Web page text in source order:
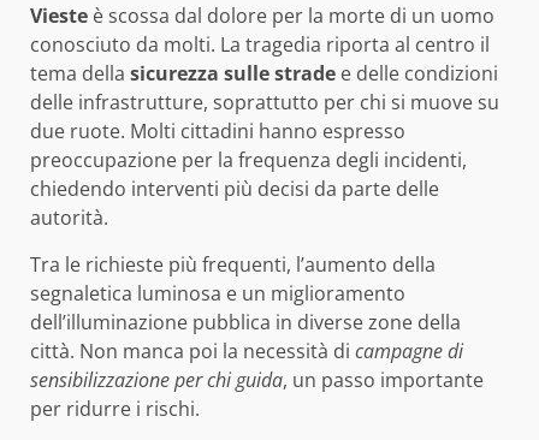
Vieste è scossa dal dolore per la morte di un uomo
conosciuto da molti. La tragedia riporta al centro il
tema della sicurezza sulle strade e delle condizioni
delle infrastrutture, soprattutto per chi si muove su
due ruote. Molti cittadini hanno espresso
preoccupazione per la frequenza degli incidenti,
chiedendo interventi più decisi da parte delle
autorità.
Tra le richieste più frequenti, l’aumento della
segnaletica luminosa e un miglioramento
dell’illuminazione pubblica in diverse zone della
città. Non manca poi la necessità di campagne di
sensibilizzazione per chi guida, un passo importante
per ridurre i rischi.